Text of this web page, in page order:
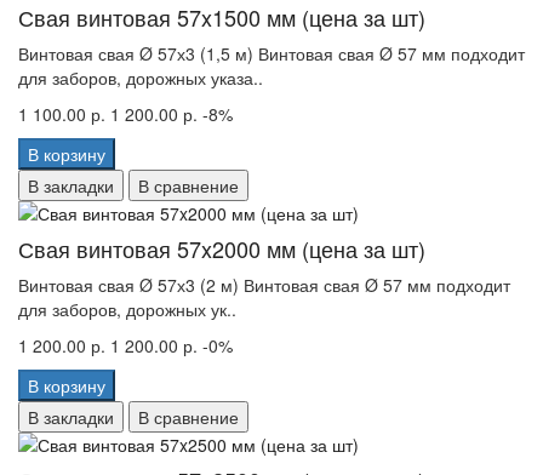
Свая винтовая 57x1500 мм (цена за шт)
Винтовая свая Ø 57х3 (1,5 м) Винтовая свая Ø 57 мм подходит
для заборов, дорожных указа..
1 100.00 р. 1 200.00 р. -8%
В корзину
В закладки
В сравнение
Свая винтовая 57x2000 мм (цена за шт)
Винтовая свая Ø 57х3 (2 м) Винтовая свая Ø 57 мм подходит
для заборов, дорожных ук..
1 200.00 р. 1 200.00 р. -0%
В корзину
В закладки
В сравнение